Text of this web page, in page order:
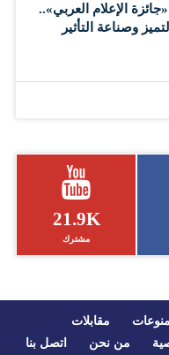
«جائزة الإعلام العربي»..
وصناعة التأثير
21.9K
مشترك
منوعات
مقابلات
من نحن اتصل بنا